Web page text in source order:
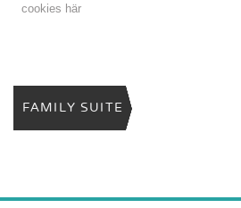
cookies här
FAMILY SUITE